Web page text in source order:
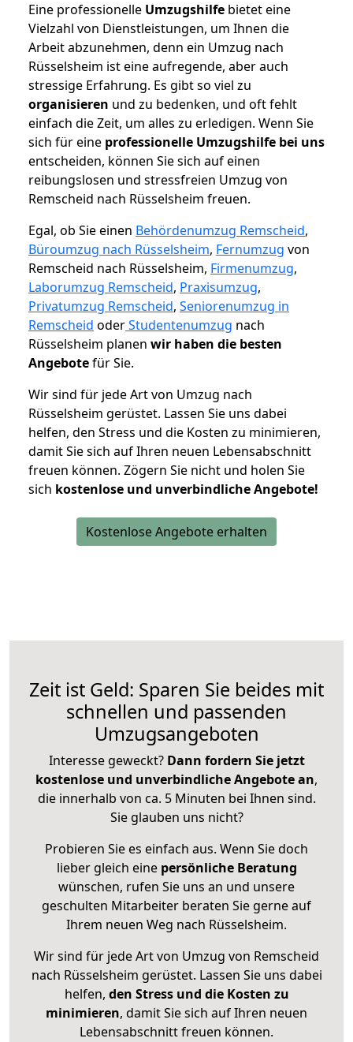
Eine professionelle Umzugshilfe bietet eine
Vielzahl von Dienstleistungen, um Ihnen die
Arbeit abzunehmen, denn ein Umzug nach
Rüsselsheim ist eine aufregende, aber auch
stressige Erfahrung. Es gibt so viel zu
organisieren und zu bedenken, und oft fehlt
einfach die Zeit, um alles zu erledigen. Wenn Sie
sich für eine professionelle Umzugshilfe bei uns
entscheiden, können Sie sich auf einen
reibungslosen und stressfreien Umzug von
Remscheid nach Rüsselsheim freuen.
Egal, ob Sie einen Behördenumzug Remscheid,
Büroumzug nach Rüsselsheim, Fernumzug von
Remscheid nach Rüsselsheim, Firmenumzug,
Laborumzug Remscheid, Praxisumzug,
Privatumzug Remscheid, Seniorenumzug in
Remscheid oderStudentenumzug nach
Rüsselsheim planen wir haben die besten
Angebotefür Sie.
Wir sind für jede Art von Umzug nach
Rüsselsheim gerüstet. Lassen Sie uns dabei
helfen, den Stress und die Kosten zu minimieren,
damit Sie sich auf Ihren neuen Lebensabschnitt
freuen können. Zögern Sie nicht und holen Sie
sich kostenlose und unverbindliche Angebote!
Kostenlose Angebote erhalten
Zeit ist Geld: Sparen Sie beides mit
schnellen und passenden
Umzugsangeboten
Interesse geweckt? Dann fordern Sie jetzt
kostenlose und unverbindliche Angebote an,
die innerhalb von ca. 5 Minuten bei Ihnen sind.
Sie glauben uns nicht?
Probieren Sie es einfach aus. Wenn Sie doch
lieber gleich eine persönliche Beratung
wünschen, rufen Sie uns an und unsere
geschulten Mitarbeiter beraten Sie gerne auf
Ihrem neuen Weg nach Rüsselsheim.
Wir sind für jede Art von Umzug von Remscheid
nach Rüsselsheim gerüstet. Lassen Sie uns dabei
helfen, den Stress und die Kosten zu
minimieren, damit Sie sich auf Ihren neuen
Lebensabschnitt freuen können.